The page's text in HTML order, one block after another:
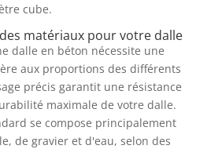
cube.
matériaux pour votre dalle
dalle en béton nécessite une
aux proportions des différents
précis garantit une résistance
maximale de votre dalle.
se compose principalement
de gravier et d'eau, selon des